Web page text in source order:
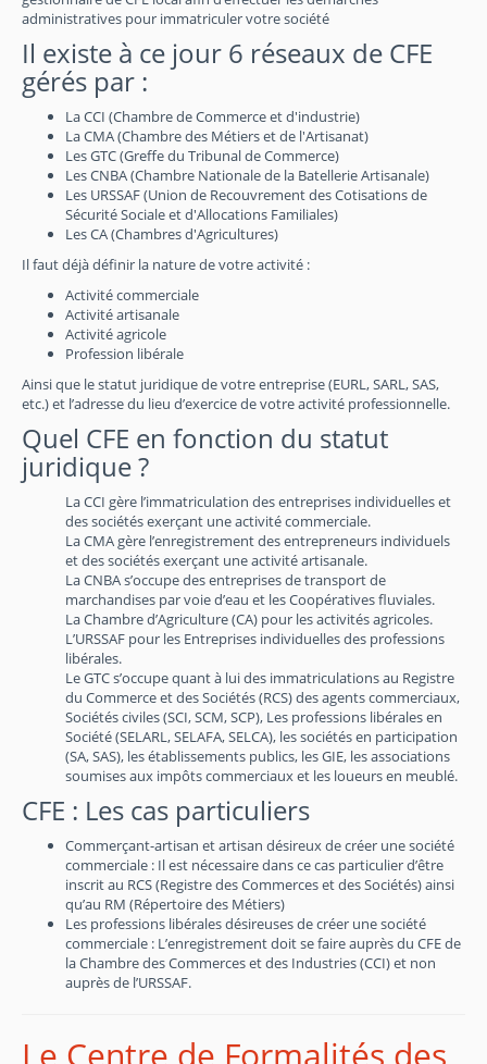
administratives pour immatriculer votre société
Il existe à ce jour 6 réseaux de CFE
gérés par :
La CCI (Chambre de Commerce et d'industrie)
La CMA (Chambre des Métiers et de l'Artisanat)
Les GTC (Greffe du Tribunal de Commerce)
Les CNBA (Chambre Nationale de la Batellerie Artisanale)
Les URSSAF (Union de Recouvrement des Cotisations de
Sécurité Sociale et d'Allocations Familiales)
Les CA (Chambres d'Agricultures)
Il faut déjà définir la nature de votre activité :
Activité commerciale
Activité artisanale
Activité agricole
Profession libérale
Ainsi que le statut juridique de votre entreprise (EURL, SARL, SAS,
etc.) et l’adresse du lieu d’exercice de votre activité professionnelle.
Quel CFE en fonction du statut
juridique ?
La CCI gère l’immatriculation des entreprises individuelles et
des sociétés exerçant une activité commerciale.
La CMA gère l’enregistrement des entrepreneurs individuels
et des sociétés exerçant une activité artisanale.
La CNBA s’occupe des entreprises de transport de
marchandises par voie d’eau et les Coopératives fluviales.
La Chambre d’Agriculture (CA) pour les activités agricoles.
L’URSSAF pour les Entreprises individuelles des professions
libérales.
Le GTC s’occupe quant à lui des immatriculations au Registre
du Commerce et des Sociétés (RCS) des agents commerciaux,
Sociétés civiles (SCI, SCM, SCP), Les professions libérales en
Société (SELARL, SELAFA, SELCA), les sociétés en participation
(SA, SAS), les établissements publics, les GIE, les associations
soumises aux impôts commerciaux et les loueurs en meublé.
CFE : Les cas particuliers
Commerçant-artisan et artisan désireux de créer une société
commerciale : Il est nécessaire dans ce cas particulier d’être
inscrit au RCS (Registre des Commerces et des Sociétés) ainsi
qu’au RM (Répertoire des Métiers)
Les professions libérales désireuses de créer une société
commerciale : L’enregistrement doit se faire auprès du CFE de
la Chambre des Commerces et des Industries (CCI) et non
auprès de l’URSSAF.